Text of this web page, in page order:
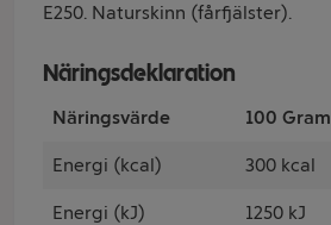
E250. Naturskinn (fårfjälster).
Näringsdeklaration
Näringsvärde 100 Gram
Energi (kcal) 300 kcal
Energi (kJ) 1250 kJ